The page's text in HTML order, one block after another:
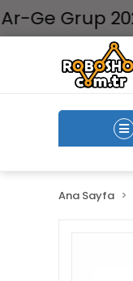
Grup 2025 ©
Ana Sayfa